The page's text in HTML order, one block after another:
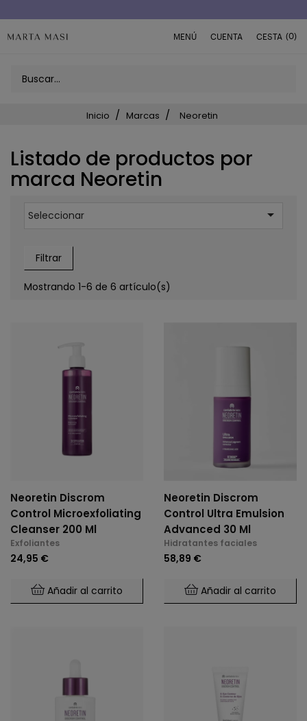
MENÚ CUENTA CESTA (0)
Inicio Marcas Neoretin
Listado de productos por
marca Neoretin
Seleccionar 
Filtrar
Mostrando 1-6 de 6 artículo(s)
Neoretin Discrom
Control Microexfoliating
Cleanser 200 Ml
Exfoliantes
24,95 €
Añadir al carrito
Neoretin Discrom
Control Ultra Emulsion
Advanced 30 Ml
Hidratantes faciales
58,89 €
Añadir al carrito